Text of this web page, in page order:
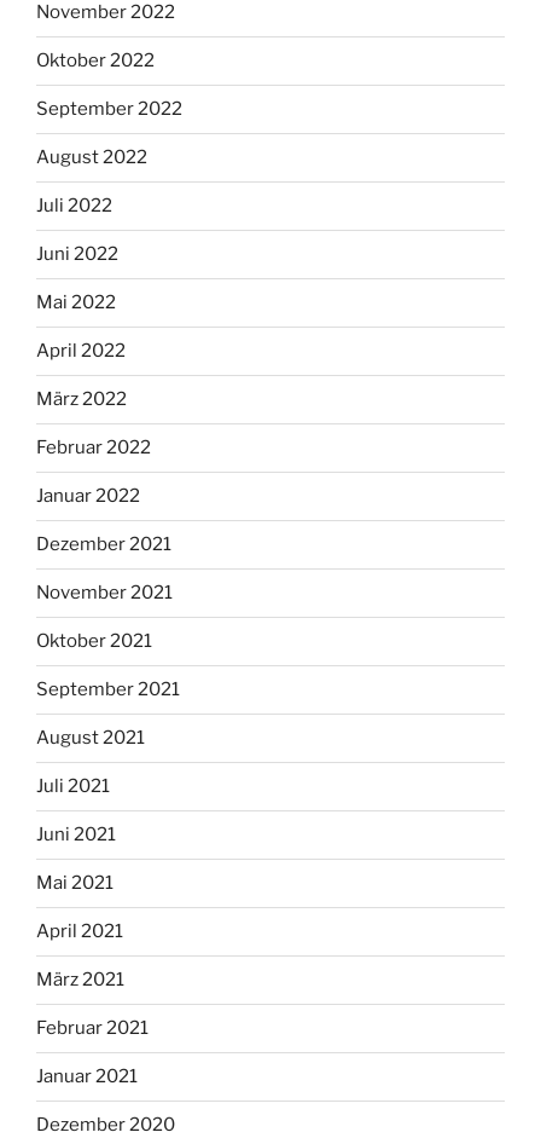
November 2022
Oktober 2022
September 2022
August 2022
Juli 2022
Juni 2022
Mai 2022
April 2022
März 2022
Februar 2022
Januar 2022
Dezember 2021
November 2021
Oktober 2021
September 2021
August 2021
Juli 2021
Juni 2021
Mai 2021
April 2021
März 2021
Februar 2021
Januar 2021
Dezember 2020